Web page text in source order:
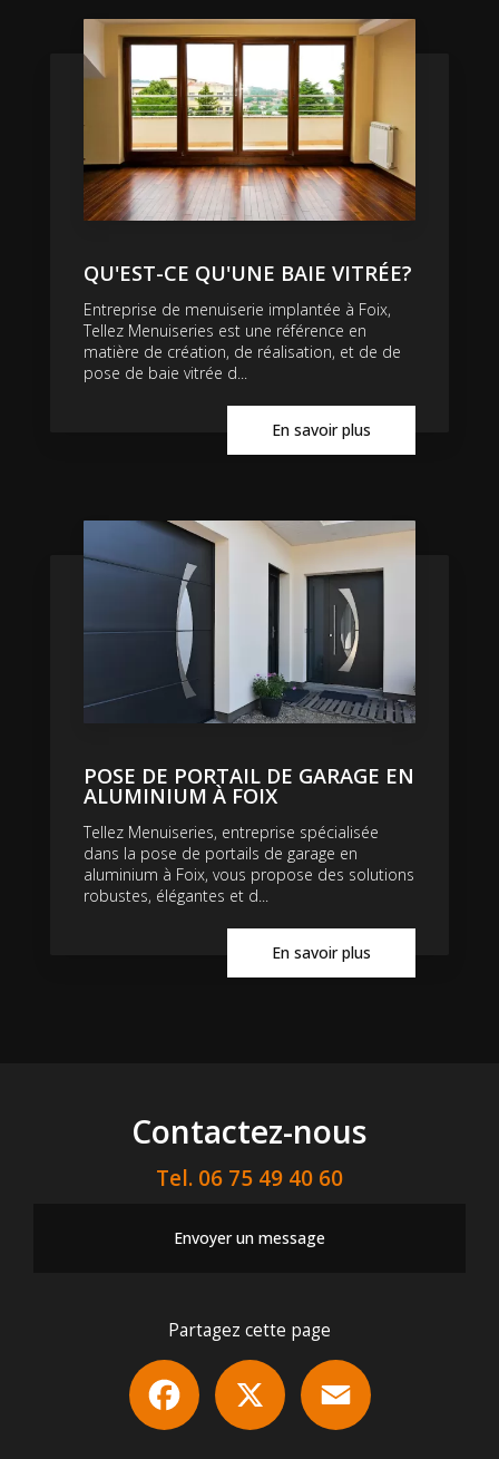
QU'EST-CE QU'UNE BAIE VITRÉE?
Entreprise de menuiserie implantée à Foix,
Tellez Menuiseries est une référence en
matière de création, de réalisation, et de de
pose de baie vitrée d...
En savoir plus
POSE DE PORTAIL DE GARAGE EN
ALUMINIUM À FOIX
Tellez Menuiseries, entreprise spécialisée
dans la pose de portails de garage en
aluminium à Foix, vous propose des solutions
robustes, élégantes et d...
En savoir plus
Contactez-nous
Tel. 06 75 49 40 60
Envoyer un message
Partagez cette page
Facebook